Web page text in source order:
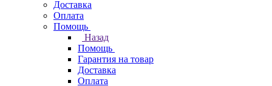
Доставка
Оплата
Помощь
Назад
Помощь
Гарантия на товар
Доставка
Оплата